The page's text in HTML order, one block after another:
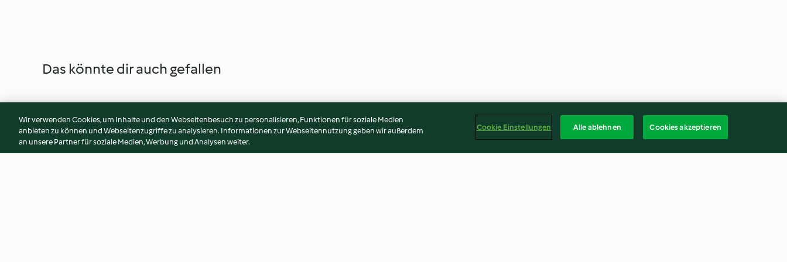
Das könnte dir auch gefallen
Wir verwenden Cookies, um Inhalte und den Webseitenbesuch zu personalisieren, Funktionen für soziale Medien
anbieten zu können und Webseitenzugriffe zu analysieren. Informationen zur Webseitennutzung geben wir außerdem
an unsere Partner für soziale Medien, Werbung und Analysen weiter.
Cookie Einstellungen Alle ablehnen Cookies akzeptieren